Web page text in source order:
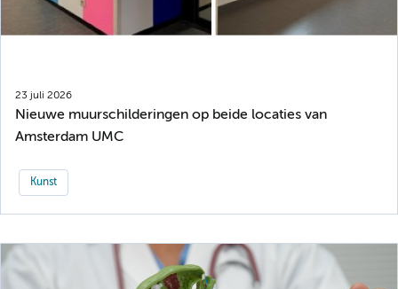
23 juli 2026
Nieuwe muurschilderingen op beide locaties van
Amsterdam UMC
Kunst